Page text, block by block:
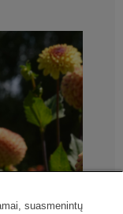
suasmenintų